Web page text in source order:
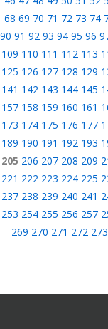
68 69 70 71 72 73 74
90 91 92 93 94 95 96
109 110 111 112 113
125 126 127 128 129
141 142 143 144 145
157 158 159 160 161
173 174 175 176 177
189 190 191 192 193
205 206 207 208 209
221 222 223 224 225
237 238 239 240 241
253 254 255 256 257
269 270 271 272 273